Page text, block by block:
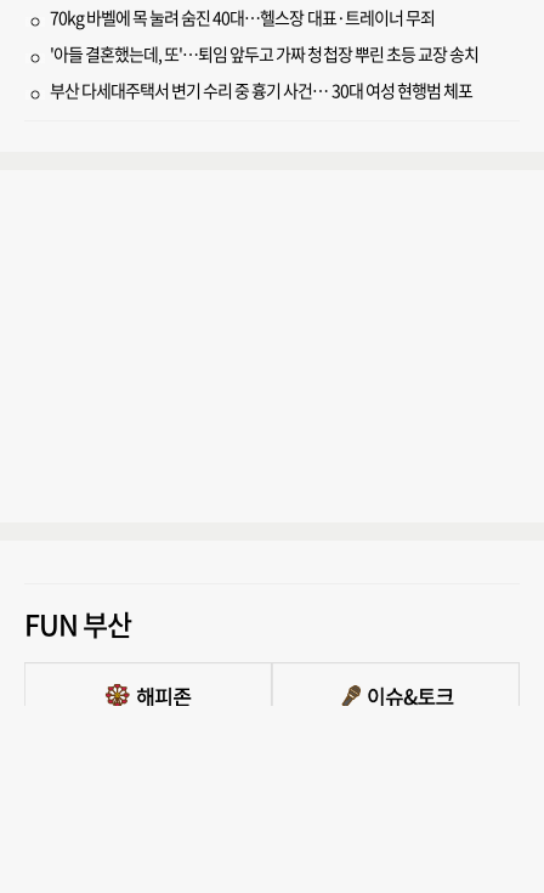
70kg 바벨에 목 눌려 숨진 40대…헬스장 대표·트레이너 무죄
'아들 결혼했는데, 또'…퇴임 앞두고 가짜 청첩장 뿌린 초등 교장 송치
부산 다세대주택서 변기 수리 중 흉기 사건… 30대 여성 현행범 체포
FUN 부산